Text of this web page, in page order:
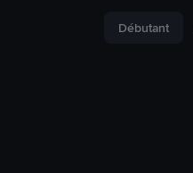
Débutant